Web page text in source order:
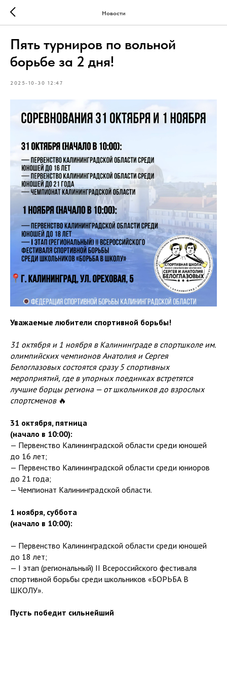
Новости
Пять турниров по вольной
борьбе за 2 дня!
2025-10-30 12:47
Уважаемые любители спортивной борьбы!
31 октября и 1 ноября в Калининграде в спортшколе им.
олимпийских чемпионов Анатолия и Сергея
Белоглазовых состоятся сразу 5 спортивных
мероприятий, где в упорных поединках встретятся
лучшие борцы региона — от школьников до взрослых
спортсменов 🔥
31 октября, пятница
(начало в 10:00):
— Первенство Калининградской области среди юношей
до 16 лет;
— Первенство Калининградской области среди юниоров
до 21 года;
— Чемпионат Калининградской области.
1 ноября, суббота
(начало в 10:00):
— Первенство Калининградской области среди юношей
до 18 лет;
— І этап (региональный) ІІ Всероссийского фестиваля
спортивной борьбы среди школьников «БОРЬБА В
ШКОЛУ».
Пусть победит сильнейший